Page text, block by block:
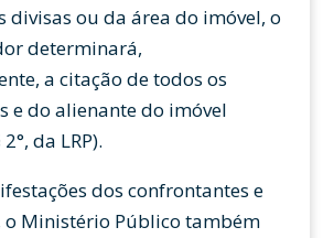
divisas ou da área do imóvel, o
determinará,
a citação de todos os
e do alienante do imóvel
da LRP).
dos confrontantes e
o Ministério Público também